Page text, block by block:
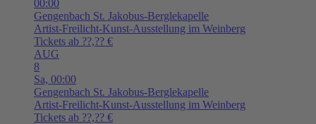
00:00
Gengenbach St. Jakobus-Berglekapelle
Artist-Freilicht-Kunst-Ausstellung im Weinberg
Tickets ab ??,?? €
AUG
8
Sa, 00:00
Gengenbach St. Jakobus-Berglekapelle
Artist-Freilicht-Kunst-Ausstellung im Weinberg
Tickets ab ??,?? €